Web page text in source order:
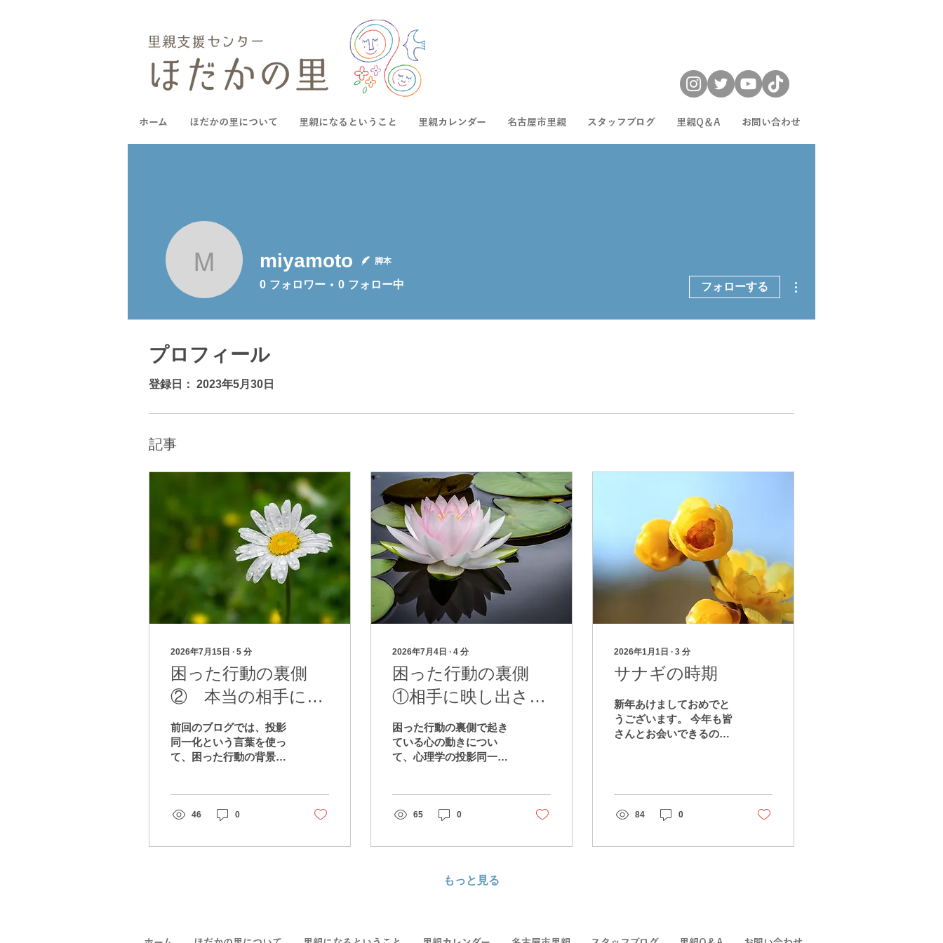
ホーム ほだかの里について 里親になるということ 里親カレンダー 名古屋市里親 スタッフブログ 里親Q＆A お問い合わせ
miyamoto
miyamoto 脚本
0 フォロワー 0 フォロー中 フォローする
プロフィール
登録日： 2023年5月30日
記事
2026年7月15日 ∙ 5 分
困った行動の裏側
② 本当の相手に出
会うこと
前回のブログでは、投影
同一化という言葉を使っ
て、困った行動の背景を
側①相手に映し出された
い）。今回はその続き
46 0
2026年7月4日 ∙ 4 分
困った行動の裏側
①相手に映し出され
た心
困った行動の裏側で起き
ている心の動きについ
て、心理学の投影同一化
65 0
2026年1月1日 ∙ 3 分
サナギの時期
新年あけましておめでと
うございます。 今年も皆
さんとお会いできるのを
だかの里以外に自立援助
ホームでも働いているの
ですが、このブログを書
寒空の下を風に流されま
84 0
もっと見る